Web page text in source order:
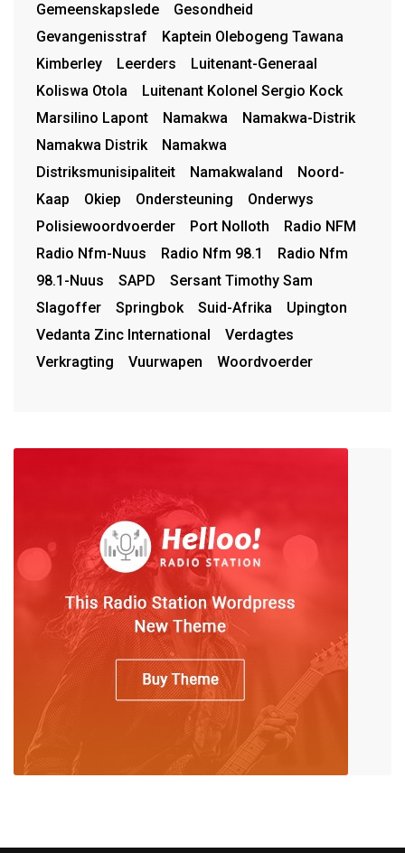
Gemeenskapslede
Gesondheid
Gevangenisstraf
Kaptein Olebogeng Tawana
Kimberley
Leerders
Luitenant-Generaal
Koliswa Otola
Luitenant Kolonel Sergio Kock
Marsilino Lapont
Namakwa
Namakwa-Distrik
Namakwa Distrik
Namakwa
Distriksmunisipaliteit
Namakwaland
Noord-
Kaap
Okiep Ondersteuning
Onderwys
Polisiewoordvoerder
Port Nolloth
Radio NFM
Radio Nfm-Nuus
Radio Nfm 98.1
Radio Nfm
98.1-Nuus
SAPD
Sersant Timothy Sam
Slagoffer
Springbok Suid-Afrika
Upington
Vedanta Zinc International
Verdagtes
Verkragting
Vuurwapen Woordvoerder